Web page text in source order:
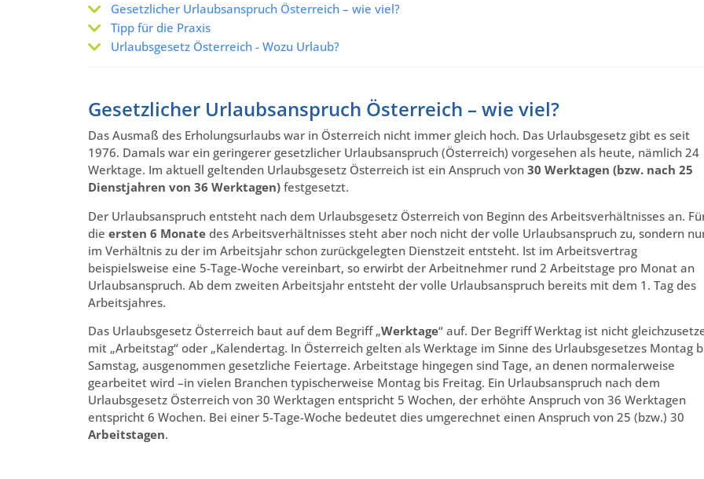
Gesetzlicher Urlaubsanspruch Österreich – wie viel?
Tipp für die Praxis
Urlaubsgesetz Österreich - Wozu Urlaub?
Gesetzlicher Urlaubsanspruch Österreich – wie viel?
Das Ausmaß des Erholungsurlaubs war in Österreich nicht immer gleich hoch. Das Urlaubsgesetz gibt es seit
1976. Damals war ein geringerer gesetzlicher Urlaubsanspruch (Österreich) vorgesehen als heute, nämlich 24
Werktage. Im aktuell geltenden Urlaubsgesetz Österreich ist ein Anspruch von 30 Werktagen (bzw. nach 25
Dienstjahren von 36 Werktagen) festgesetzt.
Der Urlaubsanspruch entsteht nach dem Urlaubsgesetz Österreich von Beginn des Arbeitsverhältnisses an.
die ersten 6 Monate des Arbeitsverhältnisses steht aber noch nicht der volle Urlaubsanspruch zu, sondern
im Verhältnis zu der im Arbeitsjahr schon zurückgelegten Dienstzeit entsteht. Ist im Arbeitsvertrag
beispielsweise eine 5-Tage-Woche vereinbart, so erwirbt der Arbeitnehmer rund 2 Arbeitstage pro Monat an
Urlaubsanspruch. Ab dem zweiten Arbeitsjahr entsteht der volle Urlaubsanspruch bereits mit dem 1. Tag des
Arbeitsjahres.
Das Urlaubsgesetz Österreich baut auf dem Begriff „Werktage“ auf. Der Begriff Werktag ist nicht
mit „Arbeitstag“ oder „Kalendertag. In Österreich gelten als Werktage im Sinne des Urlaubsgesetzes Montag
Samstag, ausgenommen gesetzliche Feiertage. Arbeitstage hingegen sind Tage, an denen normalerweise
gearbeitet wird –in vielen Branchen typischerweise Montag bis Freitag. Ein Urlaubsanspruch nach dem
Urlaubsgesetz Österreich von 30 Werktagen entspricht 5 Wochen, der erhöhte Anspruch von 36 Werktagen
entspricht 6 Wochen. Bei einer 5-Tage-Woche bedeutet dies umgerechnet einen Anspruch von 25 (bzw.) 30
Arbeitstagen.